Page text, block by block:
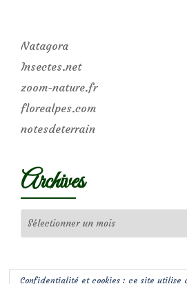
Natagora
Insectes.net
zoom-nature.fr
florealpes.com
notesdeterrain
Archives
Confidentialité et cookies : ce site utilise